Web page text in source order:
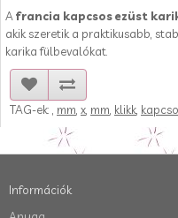
A francia kapcsos ezüst
akik szeretik a praktikusabb,
karika fülbevalókat.
TAG-ek: mm x mm klikk
Információk